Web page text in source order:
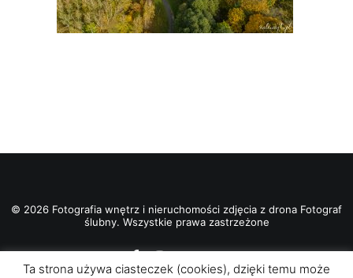
© 2026 Fotografia wnętrz i nieruchomości zdjęcia z drona Fotograf
ślubny. Wszystkie prawa zastrzeżone
Ta strona używa ciasteczek (cookies), dzięki temu może